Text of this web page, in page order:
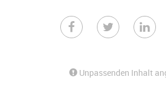
Unpassenden Inhalt